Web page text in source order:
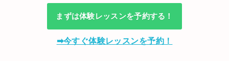
まずは体験レッスンを予約する！
➡今すぐ体験レッスンを予約！